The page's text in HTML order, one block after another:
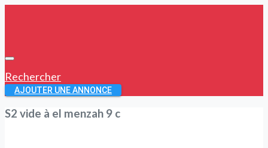
Rechercher
AJOUTER UNE ANNONCE
S2 vide à el menzah 9 c